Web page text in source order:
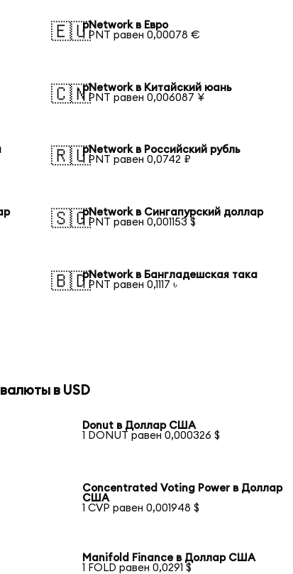
🇪🇺pNetwork в Евро
1 PNT равен 0,00078 €
🇨🇳pNetwork в Китайский юань
1 PNT равен 0,006087 ¥
🇷🇺pNetwork в Российский рубль
1 PNT равен 0,0742 ₽
🇸🇬pNetwork в Сингапурский доллар
1 PNT равен 0,001153 $
🇧🇩pNetwork в Бангладешская така
1 PNT равен 0,1117 ৳
в USD
Donut в Доллар США
1 DONUT равен 0,000326 $
Concentrated Voting Power в Доллар
США
1 CVP равен 0,001948 $
Manifold Finance в Доллар США
1 FOLD равен 0,0291 $